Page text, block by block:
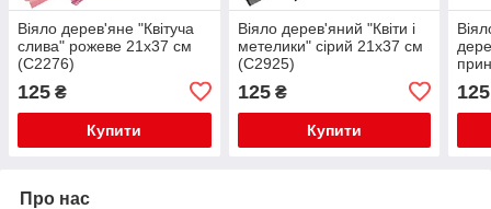
Віяло дерев'яне "Квітуча
слива" рожеве 21х37 см
(C2276)
125 ₴
Купити
Віяло дерев'яний "Квіти і
метелики" сірий 21х37 см
(C2925)
125₴
Купити
125
Про нас